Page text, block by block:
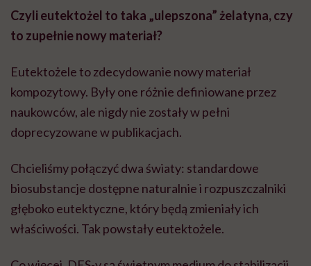
Czyli eutektożel to taka „ulepszona” żelatyna, czy
to zupełnie nowy materiał?
Eutektożele to zdecydowanie nowy materiał
kompozytowy. Były one różnie definiowane przez
naukowców, ale nigdy nie zostały w pełni
doprecyzowane w publikacjach.
Chcieliśmy połączyć dwa światy: standardowe
biosubstancje dostępne naturalnie i rozpuszczalniki
głęboko eutektyczne, który będą zmieniały ich
właściwości. Tak powstały eutektożele.